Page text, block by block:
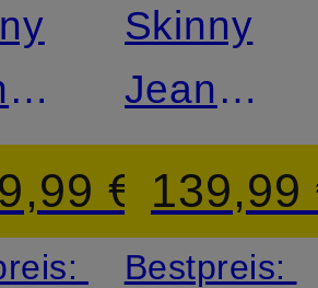
€
Skinny
Jeans
BAKER
139,99
Bestpreis: